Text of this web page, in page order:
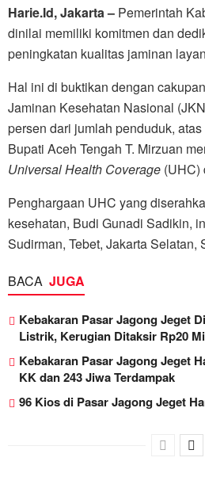
Harie.Id, Jakarta – Pemerintah
dinilai memiliki komitmen dan
peningkatan kualitas jaminan
Hal ini di buktikan dengan
Jaminan Kesehatan Nasional
persen dari jumlah penduduk,
Bupati Aceh Tengah T. Mirzuan
Universal Health Coverage (UHC)
Penghargaan UHC yang
kesehatan, Budi Gunadi Sadikin,
Sudirman, Tebet, Jakarta Selatan,
BACA JUGA
Kebakaran Pasar Jagong Jeget
Listrik, Kerugian Ditaksir Rp20
Kebakaran Pasar Jagong Jeget
KK dan 243 Jiwa Terdampak
96 Kios di Pasar Jagong Jeget